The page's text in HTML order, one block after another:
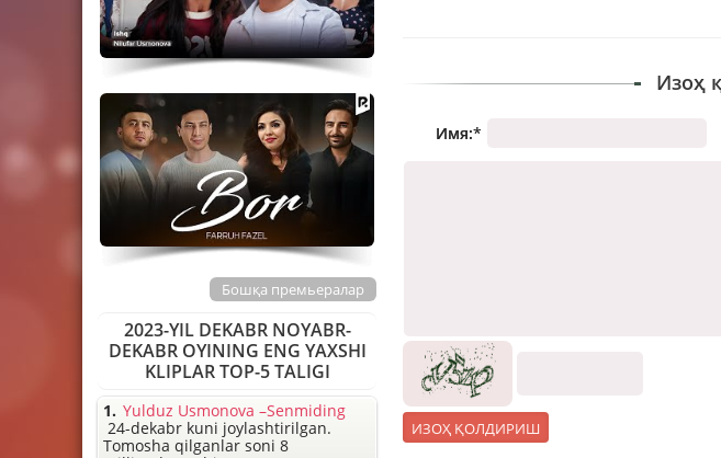
Изоҳ
Имя:*
Бошқа премьералар
2023-YIL DEKABR NOYABR-
DEKABR OYINING ENG YAXSHI
KLIPLAR TOP-5 TALIGI
Yulduz Usmonova –Senmiding
24-dekabr kuni joylashtirilgan.
Tomosha qilganlar soni 8